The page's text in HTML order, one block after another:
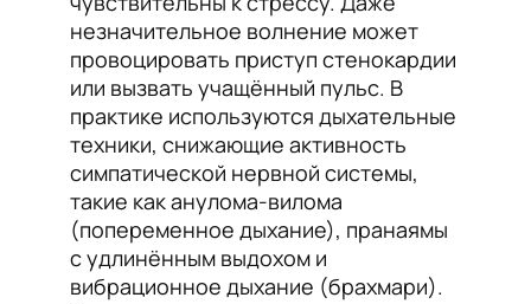
незначительное волнение может
провоцировать приступ стенокардии
или вызвать учащённый пульс. В
практике используются дыхательные
техники, снижающие активность
симпатической нервной системы,
такие как анулома-вилома
(попеременное дыхание), пранаямы
с удлинённым выдохом и
вибрационное дыхание (брахмари).